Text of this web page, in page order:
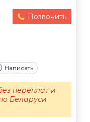
Позвонить
Написать
переплат и
Беларуси